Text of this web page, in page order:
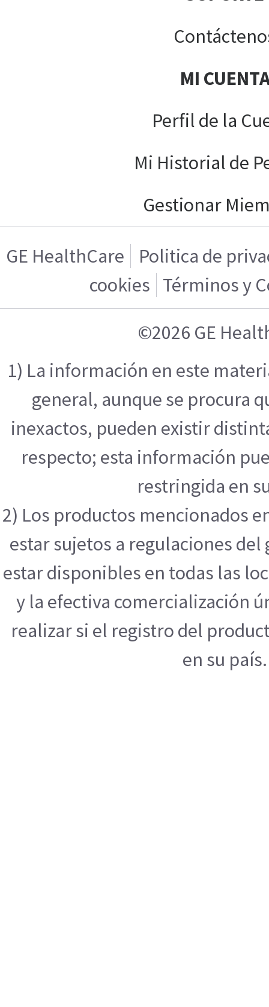
MI
Perfil de la
Mi Historial de
Gestionar
GE HealthCare
Politica de
cookies Términos y
©2026 GE
1) La información en este
general, aunque se procura
inexactos, pueden existir
respecto; esta información
restringida en
2) Los productos mencionados
estar sujetos a regulaciones
estar disponibles en todas las
y la efectiva comercialización
realizar si el registro del
en su país.